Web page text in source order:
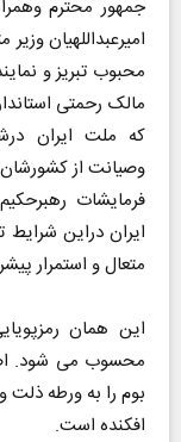
جمهور محترم
امیرعبداللهیان
محبوب تبریز و
مالک رحمتی
که ملت ایران
وصیانت از
فرمایشات
ایران دراین شرایط
متعال و استمرار
این همان
محسوب می شود.
بوم را به ورطه
افکنده است.